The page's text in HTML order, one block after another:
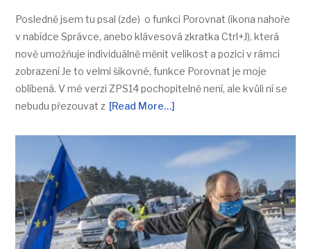
Posledně jsem tu psal (zde) o funkci Porovnat (ikona nahoře
v nabídce Správce, anebo klávesová zkratka Ctrl+J), která
nově umožňuje individuálně měnit velikost a pozici v rámci
zobrazení Je to velmi šikovné, funkce Porovnat je moje
oblíbená. V mé verzi ZPS14 pochopitelně není, ale kvůli ní se
nebudu přezouvat z [Read More…]